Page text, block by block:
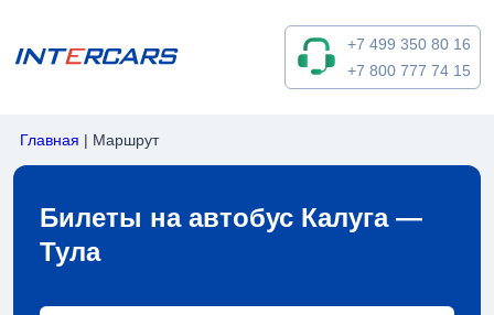
+7 499 350 80 16
+7 800 777 74 15
Главная | Маршрут
Билеты на автобус Калуга —
Тула